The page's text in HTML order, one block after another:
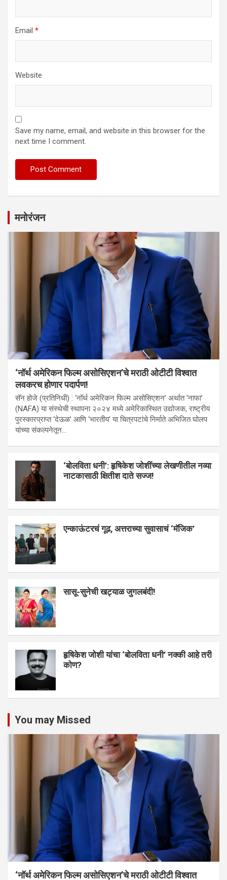
Email *
Website
Save my name, email, and website in this browser for the
next time I comment.
मनोरंजन
‘नॉर्थ अमेरिकन फिल्म असोसिएशन’चे मराठी ओटीटी विश्वात
लवकरच होणार पदार्पण!
सॅन होजे (प्रतिनिधी) : ‘नॉर्थ अमेरिकन फिल्म असोसिएशन’ अर्थात ‘नाफा’
(NAFA) या संस्थेची स्थापना २०२४ मध्ये अमेरिकास्थित उद्योजक, राष्ट्रीय
पुरस्कारप्राप्त ‘देऊळ’ आणि ‘भारतीय’ या चित्रपटांचे निर्माते अभिजित घोलप
यांच्या संकल्पनेतून…
‘बोलविता धनी’: हृषिकेश जोशींच्या लेखणीतील नव्या
नाटकासाठी क्षितीश दाते सज्ज!
एन्काऊंटरचं गूढ, अत्तराच्या सुवासाचं ‘मॅजिक’
सासू-सुनेची खट्याळ जुगलबंदी!
हृषिकेश जोशी यांचा ‘बोलविता धनी’ नक्की आहे तरी
कोण?
You may Missed
‘नॉर्थ अमेरिकन फिल्म असोसिएशन’चे मराठी ओटीटी विश्वात